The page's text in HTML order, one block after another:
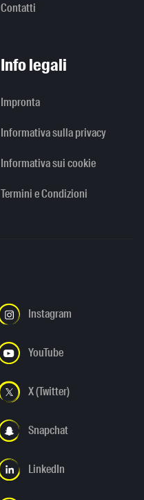
Contatti
Info legali
Impronta
Informativa sulla privacy
Informativa sui cookie
Termini e Condizioni
Instagram
YouTube
X (Twitter)
Snapchat
LinkedIn